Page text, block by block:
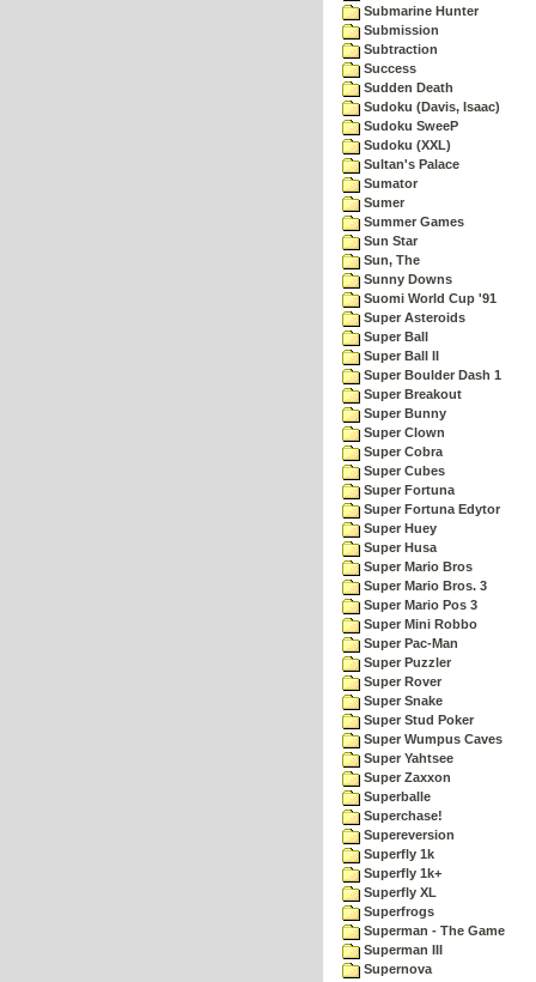
Submarine Hunter
Submission
Subtraction
Success
Sudden Death
Sudoku (Davis, Isaac)
Sudoku SweeP
Sudoku (XXL)
Sultan's Palace
Sumator
Sumer
Summer Games
Sun Star
Sun, The
Sunny Downs
Suomi World Cup '91
Super Asteroids
Super Ball
Super Ball II
Super Boulder Dash 1
Super Breakout
Super Bunny
Super Clown
Super Cobra
Super Cubes
Super Fortuna
Super Fortuna Edytor
Super Huey
Super Husa
Super Mario Bros
Super Mario Bros. 3
Super Mario Pos 3
Super Mini Robbo
Super Pac-Man
Super Puzzler
Super Rover
Super Snake
Super Stud Poker
Super Wumpus Caves
Super Yahtsee
Super Zaxxon
Superballe
Superchase!
Supereversion
Superfly 1k
Superfly 1k+
Superfly XL
Superfrogs
Superman - The Game
Superman III
Supernova